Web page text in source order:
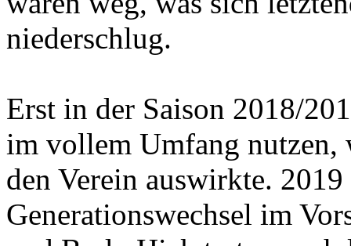
niederschlug.
Erst in der Saison 2018/
im vollem Umfang nutzen,
den Verein auswirkte. 2019
Generationswechsel im